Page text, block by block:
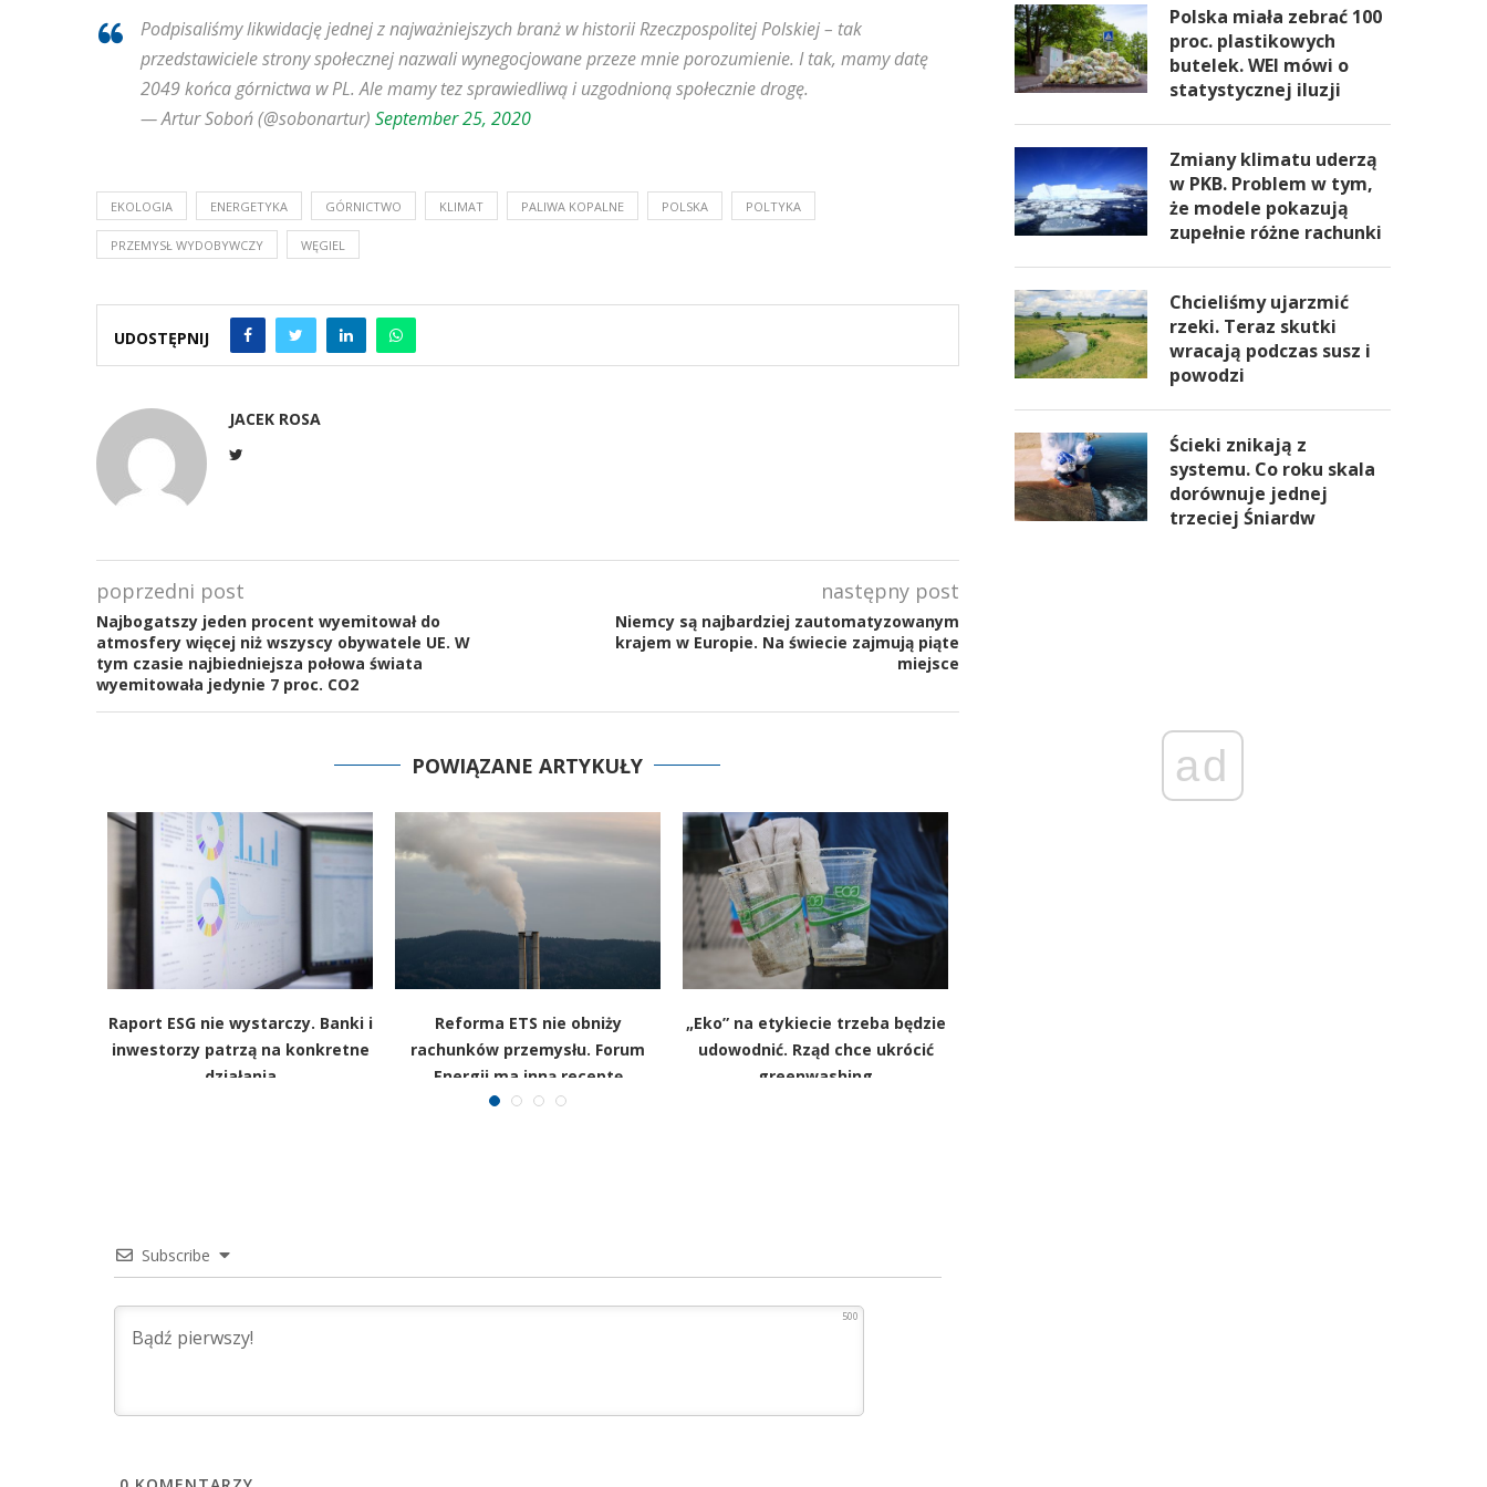
Podpisaliśmy likwidację jednej z najważniejszych branż w historii Rzeczpospolitej Polskiej – tak
przedstawiciele strony społecznej nazwali wynegocjowane przeze mnie porozumienie. I tak, mamy datę
2049 końca górnictwa w PL. Ale mamy tez sprawiedliwą i uzgodnioną społecznie drogę.
— Artur Soboń (@sobonartur) September 25, 2020
EKOLOGIA ENERGETYKA GÓRNICTWO KLIMAT PALIWA KOPALNE POLSKA POLTYKA
PRZEMYSŁ WYDOBYWCZY WĘGIEL
UDOSTĘPNIJ
JACEK ROSA
poprzedni post
Najbogatszy jeden procent wyemitował do
atmosfery więcej niż wszyscy obywatele UE. W
tym czasie najbiedniejsza połowa świata
wyemitowała jedynie 7 proc. CO2
następny post
Niemcy są najbardziej zautomatyzowanym
krajem w Europie. Na świecie zajmują piąte
miejsce
POWIĄZANE ARTYKUŁY
Raport ESG nie wystarczy. Banki i
inwestorzy patrzą na konkretne
działania
Reforma ETS nie obniży
rachunków przemysłu. Forum
Energii ma inną receptę
„Eko” na etykiecie trzeba będzie
udowodnić. Rząd chce ukrócić
greenwashing
Subscribe
500
Polska miała zebrać 100
proc. plastikowych
butelek. WEI mówi o
statystycznej iluzji
Zmiany klimatu uderzą
w PKB. Problem w tym,
że modele pokazują
zupełnie różne rachunki
Chcieliśmy ujarzmić
rzeki. Teraz skutki
wracają podczas susz i
powodzi
Ścieki znikają z
systemu. Co roku skala
dorównuje jednej
trzeciej Śniardw
ad